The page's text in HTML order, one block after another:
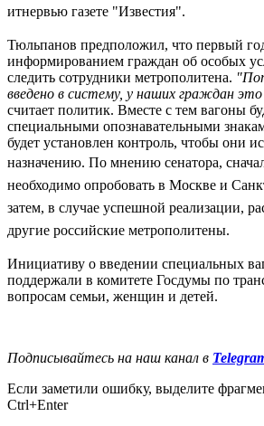
итнервью газете "Известия".
Тюльпанов предположил, что первый
информированием граждан об особых
следить сотрудники метрополитена.
введено в систему, у наших граждан
считает политик. Вместе с тем вагоны
специальными опознавательными
будет установлен контроль, чтобы они
назначению. По мнению сенатора,
необходимо опробовать в Москве и
затем, в случае успешной реализации,
другие российские метрополитены.
Инициативу о введении специальных
поддержали в комитете Госдумы по
вопросам семьи, женщин и детей.
Подписывайтесь на наш канал в
Если заметили ошибку, выделите
Ctrl+Enter